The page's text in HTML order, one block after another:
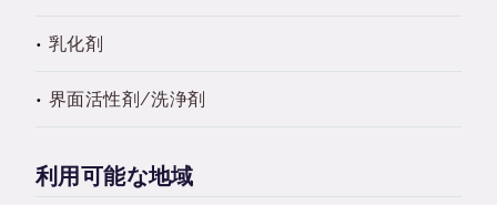
乳化剤
界面活性剤/洗浄剤
利用可能な地域